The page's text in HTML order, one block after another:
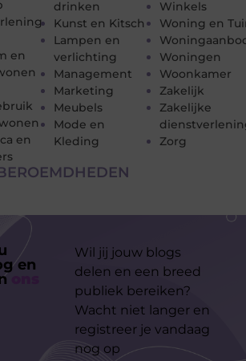
en
en
drinken
Kunst en Kitsch
Lampen en
verlichting
Management
Marketing
Meubels
Mode en
Kleding
Winkels
Woning en
Woningen
Woonkamer
Zakelijk
Zakelijke
Zorg
en
Wil jij jouw blogs
delen en een breed
publiek bereiken?
Wacht niet langer en
registreer je vandaag
nog op